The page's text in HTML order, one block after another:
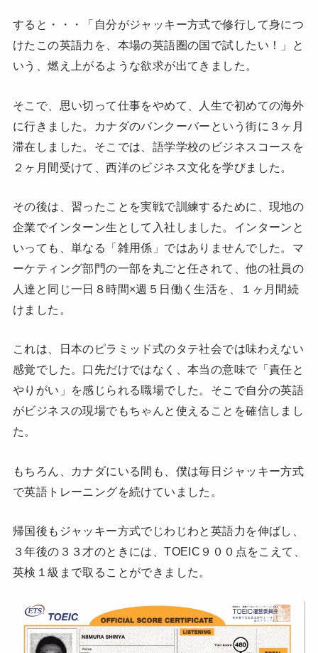
すると・・・「自分がジャッキー方式で修行して身につ
けたこの英語力を、本場の英語圏の国で試したい！」と
いう、燃え上がるような欲求が出てきました。
そこで、思い切って仕事をやめて、人生で初めての海外
に行きました。カナダのバンクーバーという街に３ヶ月
滞在しました。そこでは、語学学校のビジネスコースを
２ヶ月間受けて、西洋のビジネス文化を学びました。
その後は、習ったことを実戦で訓練するために、現地の
企業でインターン生として入社しました。インターンと
いっても、単なる「雑用係」ではありませんでした。マ
ーケティング部門の一部を丸ごと任されて、他の社員の
人達と同じ一日８時間×週５日働く生活を、１ヶ月間続
けました。
これは、日本のピラミッド式のタテ社会では味わえない
感覚でした。口先だけではなく、本当の意味で「責任と
やりがい」を感じられる職場でした。そこで自分の英語
がビジネスの現場でもちゃんと使えることを確信しまし
た。
もちろん、カナダにいる間も、僕は毎日ジャッキー方式
で英語トレーニングを続けていました。
帰国後もジャッキー方式でじわじわと英語力を伸ばし、
３年後の３３才のときには、TOEIC９００点をこえて、
英検１級まで取ることができました。